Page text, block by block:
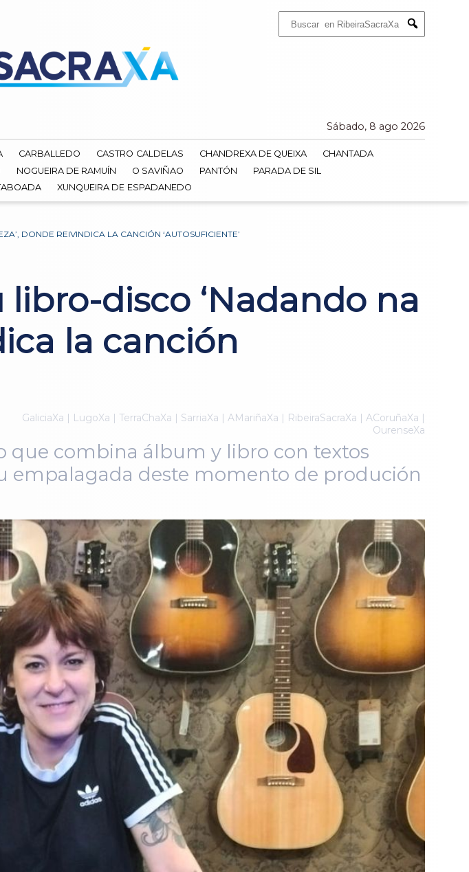
Submit
Sábado, 8 ago 2026
CARBALLEDO CASTRO CALDELAS CHANDREXA DE QUEIXA
CHANTADA
NOGUEIRA DE RAMUÍN O SAVIÑAO PANTÓN
PARADA DE SIL
XUNQUEIRA DE ESPADANEDO
DONDE REIVINDICA LA CANCIÓN ‘AUTOSUFICIENTE’
disco ‘Nadando na
la canción
GaliciaXa | LugoXa | TerraChaXa | SarriaXa | AMariñaXa | RibeiraSacraXa | ACoruñaXa |
OurenseXa
que combina álbum y libro con textos
empalagada deste momento de produción